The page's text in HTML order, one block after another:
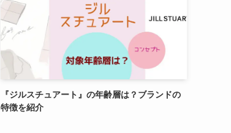
『ジルスチュアート』の年齢層は？ブランドの
特徴を紹介